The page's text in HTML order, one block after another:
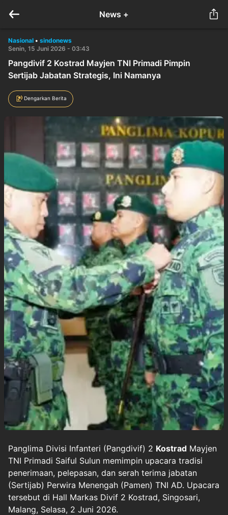
News +
Nasional • sindonews
Senin, 15 Juni 2026 - 03:43
Pangdivif 2 Kostrad Mayjen TNI Primadi Pimpin
Sertijab Jabatan Strategis, Ini Namanya
Dengarkan Berita
Panglima Divisi Infanteri (Pangdivif) 2 Kostrad Mayjen
TNI Primadi Saiful Sulun memimpin upacara tradisi
penerimaan, pelepasan, dan serah terima jabatan
(Sertijab) Perwira Menengah (Pamen) TNI AD. Upacara
tersebut di Hall Markas Divif 2 Kostrad, Singosari,
Malang, Selasa, 2 Juni 2026.